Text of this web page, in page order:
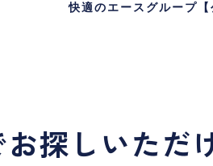
快適のエースグループ【
探しいただ